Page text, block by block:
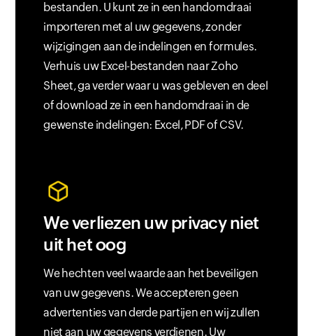
bestanden. U kunt ze in een handomdraai
importeren met al uw gegevens, zonder
wijzigingen aan de indelingen en formules.
Verhuis uw Excel-bestanden naar Zoho
Sheet, ga verder waar u was gebleven en deel
of download ze in een handomdraai in de
gewenste indelingen: Excel, PDF of CSV.
We verliezen uw privacy niet
uit het oog
We hechten veel waarde aan het beveiligen
van uw gegevens. We accepteren geen
advertenties van derde partijen en wij zullen
niet aan uw gegevens verdienen. Uw